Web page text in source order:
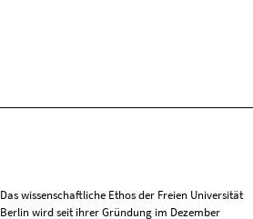
Das wissenschaftliche Ethos der Freien Universität
Berlin wird seit ihrer Gründung im Dezember